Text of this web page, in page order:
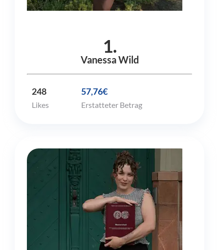
1.
Vanessa Wild
248
Likes
57,76€
Erstatteter Betrag